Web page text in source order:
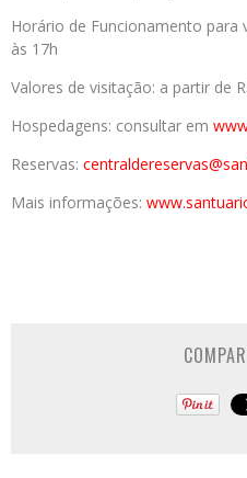
Horário de Funcionamento para
às 17h
Valores de visitação: a partir de
Hospedagens: consultar em
Reservas: centraldereservas@
Mais informações: www.